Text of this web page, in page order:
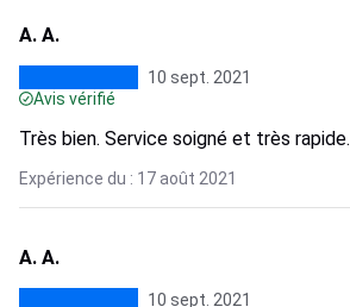
A. A.
10 sept. 2021
Avis vérifié
Très bien. Service soigné et très rapide.
Expérience du : 17 août 2021
A. A.
10 sept. 2021